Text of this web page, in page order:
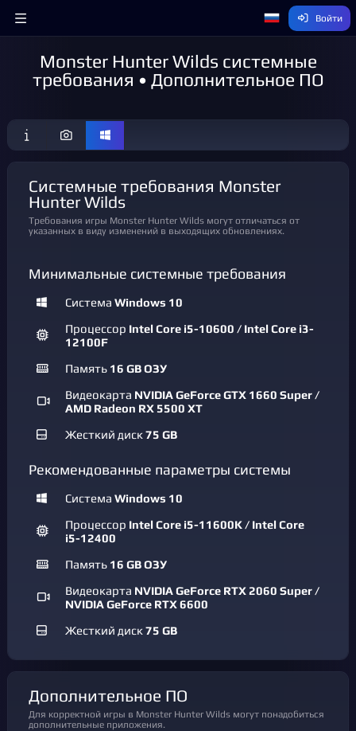
Войти
Monster Hunter Wilds системные
требования • Дополнительное ПО
Системные требования Monster
Hunter Wilds
Требования игры Monster Hunter Wilds могут отличаться от
указанных в виду изменений в выходящих обновлениях.
Минимальные системные требования
Система Windows 10
Процессор Intel Core i5-10600 / Intel Core i3-
12100F
Память 16 GB ОЗУ
Видеокарта NVIDIA GeForce GTX 1660 Super /
AMD Radeon RX 5500 XT
Жесткий диск75 GB
Рекомендованные параметры системы
Система Windows 10
Процессор Intel Core i5-11600K / Intel Core
i5-12400
Память 16 GB ОЗУ
Видеокарта NVIDIA GeForce RTX 2060 Super /
NVIDIA GeForce RTX 6600
Жесткий диск75 GB
Дополнительное ПО
Для корректной игры в Monster Hunter Wilds могут понадобиться
дополнительные приложения.